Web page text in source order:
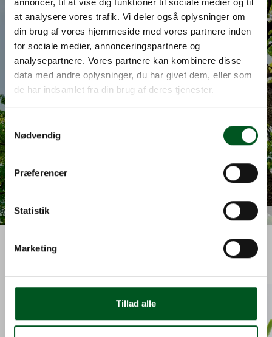
annoncer, til at vise dig funktioner til sociale medier og til
at analysere vores trafik. Vi deler også oplysninger om
din brug af vores hjemmeside med vores partnere inden
for sociale medier, annonceringspartnere og
analysepartnere. Vores partnere kan kombinere disse
data med andre oplysninger, du har givet dem, eller som
de har indsamlet fra din brug af deres tjenester.
Samtykkevalg
Nødvendig
Præferencer
Statistik
Marketing
Tillad alle
Vision og mærkesager
Vejen til et stærkt gartnerierhverv om 10,
20 og 50 år.
Colourbox
Læs mere om Dansk Gartneri
Læs mere om Publikationer Læs mere om